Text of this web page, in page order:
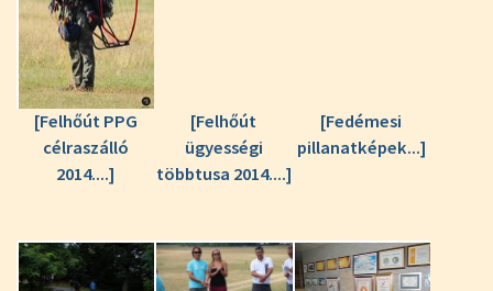
[Felhőút PPG
célraszálló
2014....]
[Felhőút
ügyességi
többtusa 2014....]
[Fedémesi
pillanatképek...]